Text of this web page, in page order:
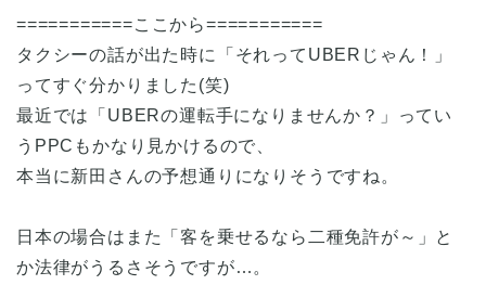
===========ここから===========
タクシーの話が出た時に「それってUBERじゃん！」
ってすぐ分かりました(笑)
最近では「UBERの運転手になりませんか？」ってい
うPPCもかなり見かけるので、
本当に新田さんの予想通りになりそうですね。
日本の場合はまた「客を乗せるなら二種免許が～」と
か法律がうるさそうですが…。